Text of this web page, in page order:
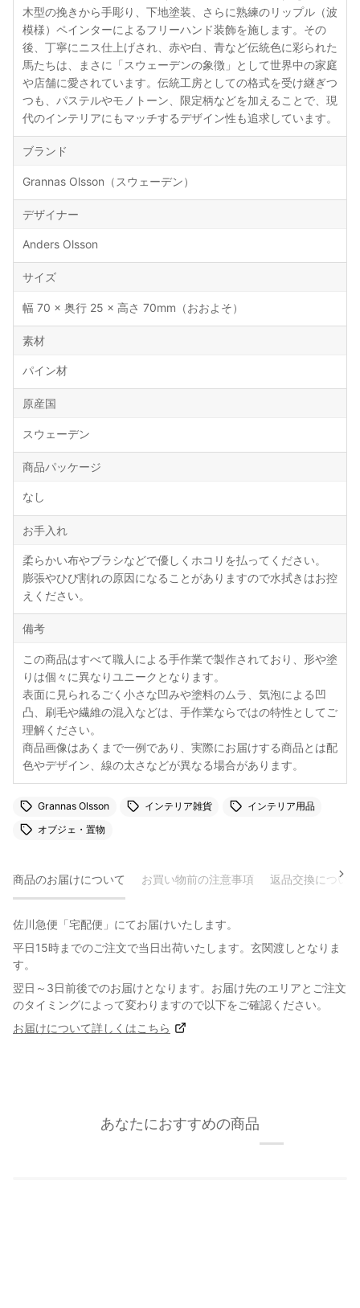
木型の挽きから手彫り、下地塗装、さらに熟練のリップル（波
模様）ペインターによるフリーハンド装飾を施します。その
後、丁寧にニス仕上げされ、赤や白、青など伝統色に彩られた
馬たちは、まさに「スウェーデンの象徴」として世界中の家庭
や店舗に愛されています。伝統工房としての格式を受け継ぎつ
つも、パステルやモノトーン、限定柄などを加えることで、現
代のインテリアにもマッチするデザイン性も追求しています。
ブランド
Grannas Olsson（スウェーデン）
デザイナー
Anders Olsson
サイズ
幅 70 × 奥行 25 × 高さ 70mm（おおよそ）
素材
パイン材
原産国
スウェーデン
商品パッケージ
なし
お手入れ
柔らかい布やブラシなどで優しくホコリを払ってください。
膨張やひび割れの原因になることがありますので水拭きはお控
えください。
備考
この商品はすべて職人による手作業で製作されており、形や塗
りは個々に異なりユニークとなります。
表面に見られるごく小さな凹みや塗料のムラ、気泡による凹
凸、刷毛や繊維の混入などは、手作業ならではの特性としてご
理解ください。
商品画像はあくまで一例であり、実際にお届けする商品とは配
色やデザイン、線の太さなどが異なる場合があります。
Grannas Olsson インテリア雑貨
インテリア用品
オブジェ・置物
商品のお届けについて お買い物前の注意事項 返品交換について
佐川急便「宅配便」にてお届けいたします。
平日15時までのご注文で当日出荷いたします。玄関渡しとなりま
す。
翌日～3日前後でのお届けとなります。お届け先のエリアとご注文
のタイミングによって変わりますので以下をご確認ください。
お届けについて詳しくはこちら
あなたにおすすめの商品